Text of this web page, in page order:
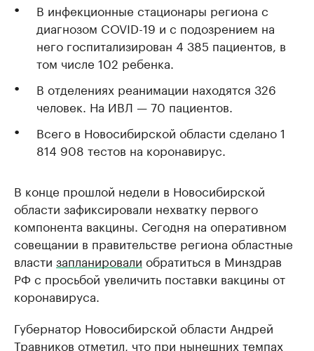
В инфекционные стационары региона с
диагнозом COVID-19 и с подозрением на
него госпитализирован 4 385 пациентов, в
том числе 102 ребенка.
В отделениях реанимации находятся 326
человек. На ИВЛ — 70 пациентов.
Всего в Новосибирской области сделано 1
814 908 тестов на коронавирус.
В конце прошлой недели в Новосибирской
области зафиксировали нехватку первого
компонента вакцины. Сегодня на оперативном
совещании в правительстве региона областные
власти запланировали обратиться в Минздрав
РФ с просьбой увеличить поставки вакцины от
коронавируса.
Губернатор Новосибирской области Андрей
Травников отметил, что при нынешних темпах